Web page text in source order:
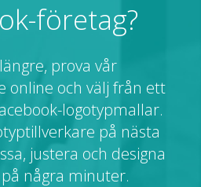
IN
företag?
prova vår
online och välj från ett
logotypmallar.
på nästa
justera och designa
några minuter.